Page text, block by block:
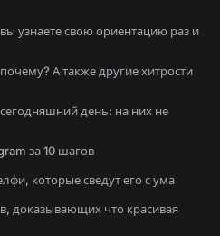
узнаете свою ориентацию раз и
А также другие хитрости
день: на них не
за 10 шагов
которые сведут его с ума
доказывающих что красивая